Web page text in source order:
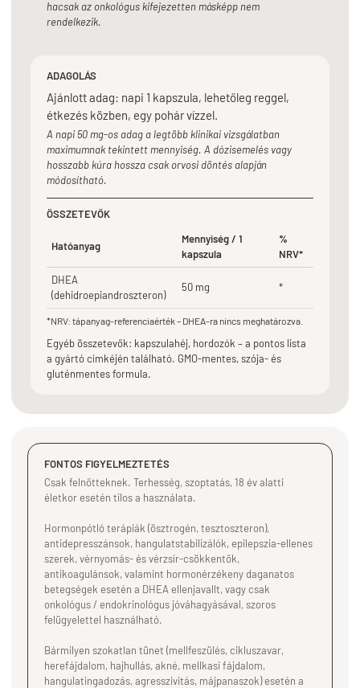
hacsak az onkológus kifejezetten másképp nem
rendelkezik.
ADAGOLÁS
Ajánlott adag: napi 1 kapszula, lehetőleg reggel,
étkezés közben, egy pohár vízzel.
A napi 50 mg-os adag a legtöbb klinikai vizsgálatban
maximumnak tekintett mennyiség. A dózisemelés vagy
hosszabb kúra hossza csak orvosi döntés alapján
módosítható.
ÖSSZETEVŐK
Hatóanyag
Mennyiség / 1
kapszula
%
NRV*
DHEA
(dehidroepiandroszteron)
50 mg *
*NRV: tápanyag-referenciaérték – DHEA-ra nincs meghatározva.
Egyéb összetevők: kapszulahéj, hordozók – a pontos lista
a gyártó címkéjén található. GMO-mentes, szója- és
gluténmentes formula.
FONTOS FIGYELMEZTETÉS
Csak felnőtteknek. Terhesség, szoptatás, 18 év alatti
életkor esetén tilos a használata.
Hormonpótló terápiák (ösztrogén, tesztoszteron),
antidepresszánsok, hangulatstabilizálók, epilepszia-ellenes
szerek, vérnyomás- és vérzsír-csökkentők,
antikoagulánsok, valamint hormonérzékeny daganatos
betegségek esetén a DHEA ellenjavallt, vagy csak
onkológus / endokrinológus jóváhagyásával, szoros
felügyelettel használható.
Bármilyen szokatlan tünet (mellfeszülés, cikluszavar,
herefájdalom, hajhullás, akné, mellkasi fájdalom,
hangulatingadozás, agresszivitás, májpanaszok) esetén a